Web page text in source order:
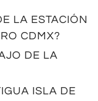
LA ESTACIÓN
CDMX?
DE LA
ISLA DE